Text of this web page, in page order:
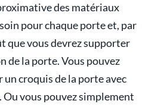
des matériaux
pour chaque porte et, par
que vous devrez supporter
de la porte. Vous pouvez
un croquis de la porte avec
Ou vous pouvez simplement